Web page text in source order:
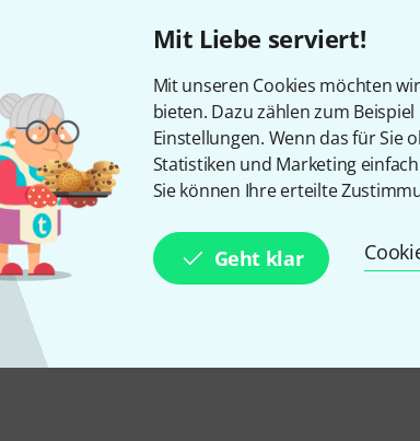
Mit Liebe serviert!
Mit unseren Cookies möchten
bieten. Dazu zählen zum
Einstellungen. Wenn das für Sie
Statistiken und Marketing
Sie können Ihre erteilte
Geht klar